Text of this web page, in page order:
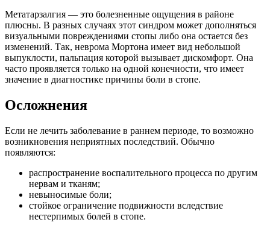
Метатарзалгия — это болезненные ощущения в районе
плюсны. В разных случаях этот синдром может дополняться
визуальными повреждениями стопы либо она остается без
изменений. Так, неврома Мортона имеет вид небольшой
выпуклости, пальпация которой вызывает дискомфорт. Она
часто проявляется только на одной конечности, что имеет
значение в диагностике причины боли в стопе.
Осложнения
Если не лечить заболевание в раннем периоде, то возможно
возникновения неприятных последствий. Обычно
появляются:
распространение воспалительного процесса по другим
нервам и тканям;
невыносимые боли;
стойкое ограничение подвижности вследствие
нестерпимых болей в стопе.